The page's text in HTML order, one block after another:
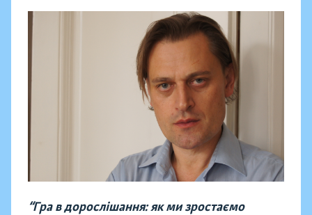
“Гра в дорослішання: як ми зростаємо